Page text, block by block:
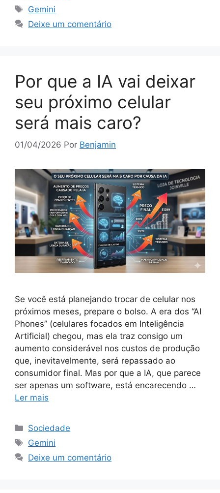
Tags
Gemini
Deixe um comentário
Por que a IA vai deixar
seu próximo celular
será mais caro?
01/04/2026 Por Benjamin
Se você está planejando trocar de celular nos
próximos meses, prepare o bolso. A era dos “AI
Phones” (celulares focados em Inteligência
Artificial) chegou, mas ela traz consigo um
aumento considerável nos custos de produção
que, inevitavelmente, será repassado ao
consumidor final. Mas por que a IA, que parece
ser apenas um software, está encarecendo …
Ler mais
Categorias
Sociedade
Tags
Gemini
Deixe um comentário